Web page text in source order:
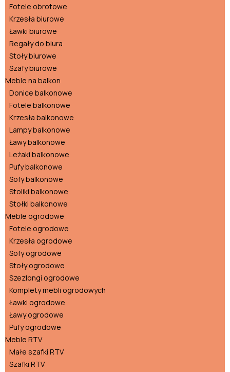
Fotele obrotowe
Krzesła biurowe
Ławki biurowe
Regały do biura
Stoły biurowe
Szafy biurowe
Meble na balkon
Donice balkonowe
Fotele balkonowe
Krzesła balkonowe
Lampy balkonowe
Ławy balkonowe
Leżaki balkonowe
Pufy balkonowe
Sofy balkonowe
Stoliki balkonowe
Stołki balkonowe
Meble ogrodowe
Fotele ogrodowe
Krzesła ogrodowe
Sofy ogrodowe
Stoły ogrodowe
Szezlongi ogrodowe
Komplety mebli ogrodowych
Ławki ogrodowe
Ławy ogrodowe
Pufy ogrodowe
Meble RTV
Małe szafki RTV
Szafki RTV